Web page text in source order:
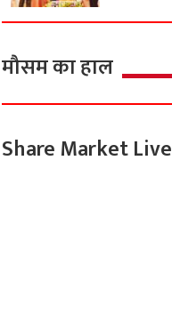
मौसम का हाल
Share Market Live